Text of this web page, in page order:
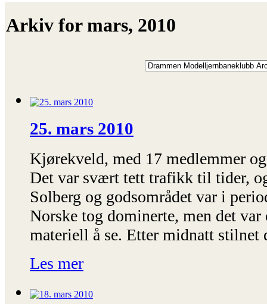
Arkiv for mars, 2010
25. mars 2010
Kjørekveld, med 17 medlemmer
Det var svært tett trafikk til tider,
Solberg og godsområdet var i
Norske tog dominerte, men det
materiell å se. Etter midnatt stilnet
Les mer